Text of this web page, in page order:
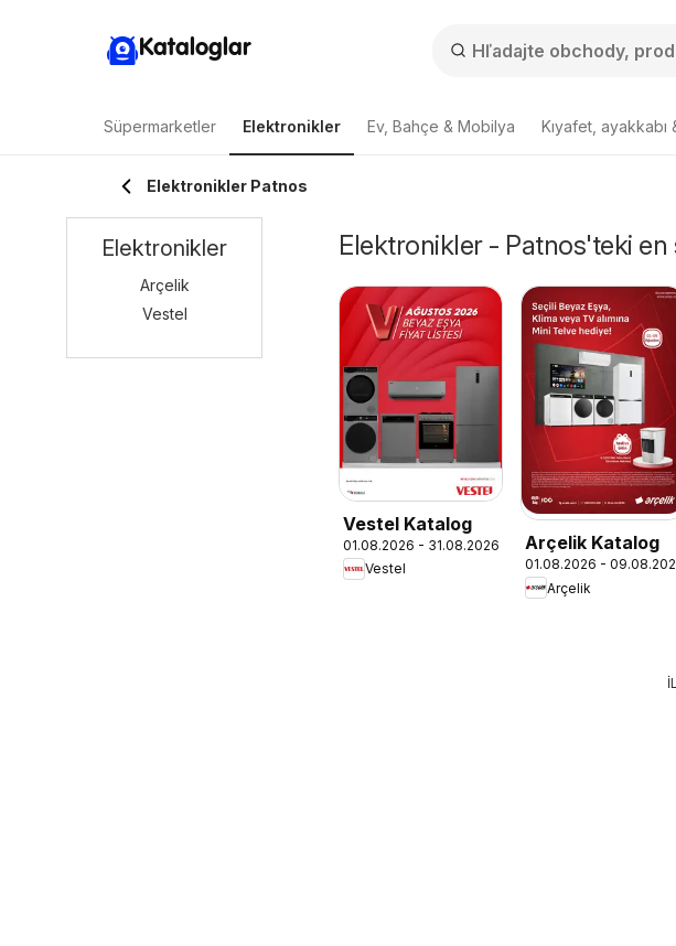
Kataloglar
Süpermarketler Elektronikler Ev, Bahçe & Mobilya Kıyafet, ayakkabı
Elektronikler Patnos
Elektronikler - Patnos'teki
Vestel Katalog
01.08.2026 - 31.08.2026
Vestel
Arçelik Katalog
01.08.2026 -
Arçelik
Elektronikler
Arçelik
Vestel